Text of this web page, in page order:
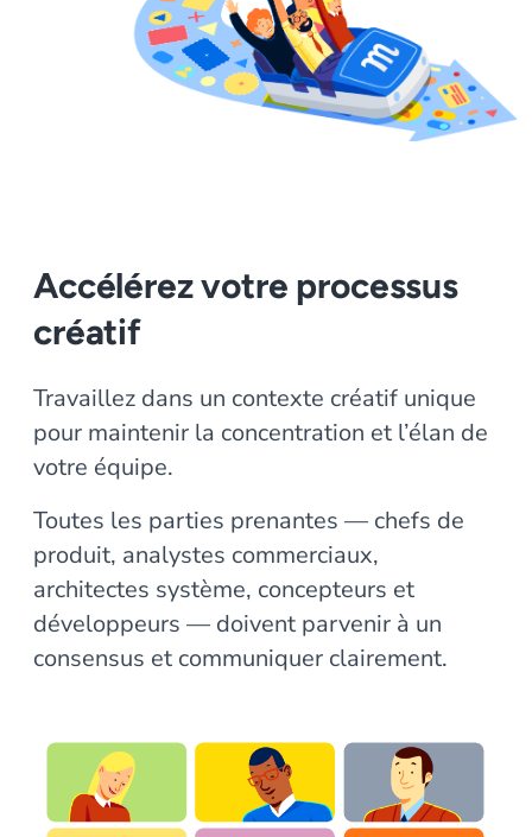
Accélérez votre processus
créatif
Travaillez dans un contexte créatif unique
pour maintenir la concentration et l’élan de
votre équipe.
Toutes les parties prenantes — chefs de
produit, analystes commerciaux,
architectes système, concepteurs et
développeurs — doivent parvenir à un
consensus et communiquer clairement.